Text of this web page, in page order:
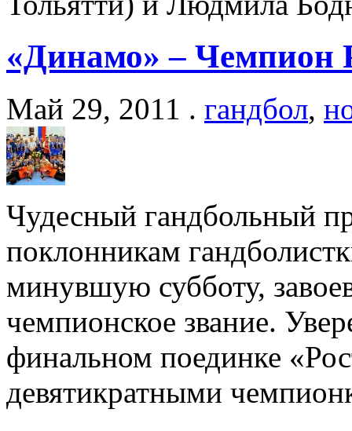
«Динамо» – Чемпион
Май 29, 2011 . гандбол,
Чудесный гандбольный
поклонникам
минувшую субботу,
чемпионское звание.
финальном поединке
девятикратными